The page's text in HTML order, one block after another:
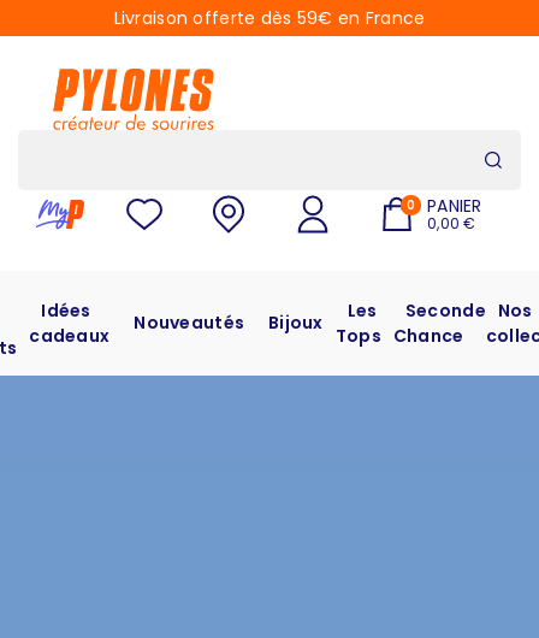
Livraison offerte dès 59€ en France
0 PANIER
0,00 €
Idées
cadeaux
Nouveautés Bijoux
Les
Tops
Seconde
Chance
Nos